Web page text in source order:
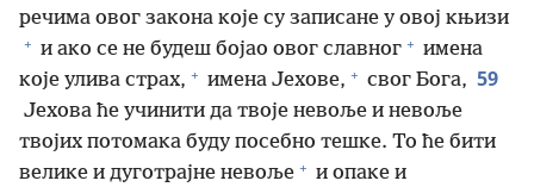
речима овог закона које су записане у овој књизи
+ и ако се не будеш бојао овог славног + имена
које улива страх, + имена Јехове, + свог Бога, 59
Јехова ће учинити да твоје невоље и невоље
твојих потомака буду посебно тешке. То ће бити
велике и дуготрајне невоље + и опаке и